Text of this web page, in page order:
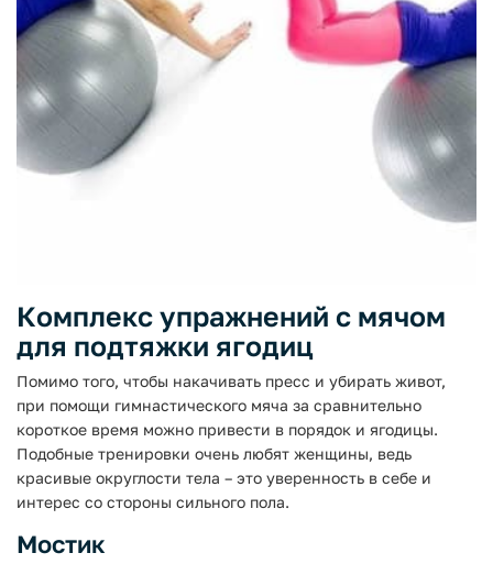
Комплекс упражнений с мячом
для подтяжки ягодиц
Помимо того, чтобы накачивать пресс и убирать живот,
при помощи гимнастического мяча за сравнительно
короткое время можно привести в порядок и ягодицы.
Подобные тренировки очень любят женщины, ведь
красивые округлости тела – это уверенность в себе и
интерес со стороны сильного пола.
Мостик